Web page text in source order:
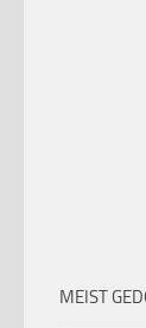
MEIST